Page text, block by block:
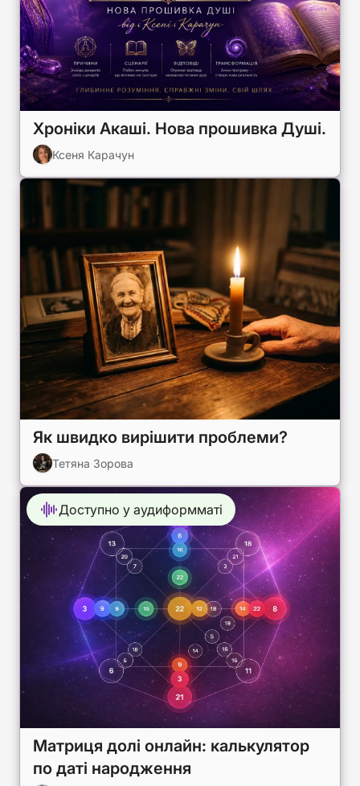
Хроніки Акаші. Нова прошивка Душі.
Ксеня Карачун
Як швидко вирішити проблеми?
Тетяна Зорова
Доступно у аудиформматі
Матриця долі онлайн: калькулятор
по даті народження